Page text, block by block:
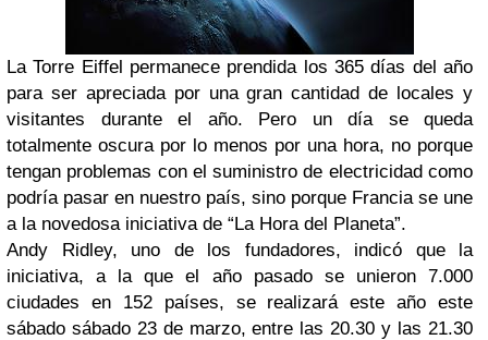
La Torre Eiffel permanece prendida los 365 días del año
para ser apreciada por una gran cantidad de locales y
visitantes durante el año. Pero un día se queda
totalmente oscura por lo menos por una hora, no porque
tengan problemas con el suministro de electricidad como
podría pasar en nuestro país, sino porque Francia se une
a la novedosa iniciativa de “La Hora del Planeta”.
Andy Ridley, uno de los fundadores, indicó que la
iniciativa, a la que el año pasado se unieron 7.000
ciudades en 152 países, se realizará este año este
sábado sábado 23 de marzo, entre las 20.30 y las 21.30